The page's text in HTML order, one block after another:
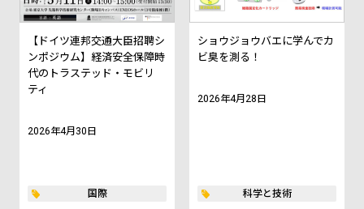
【ドイツ連邦交通大臣招聘シ
ンポジウム】経済安全保障時
代のトラステッド・モビリ
ティ
2026年4月30日
国際
ショウジョウバエに学んでカ
ビ臭を測る！
2026年4月28日
科学と技術